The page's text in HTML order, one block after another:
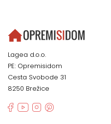
Lagea d.o.o.
PE: Opremisidom
Cesta Svobode 31
8250 Brežice